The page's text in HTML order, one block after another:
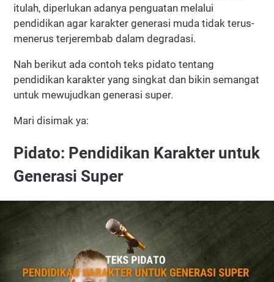
itulah, diperlukan adanya penguatan melalui
pendidikan agar karakter generasi muda tidak terus-
menerus terjerembab dalam degradasi.
Nah berikut ada contoh teks pidato tentang
pendidikan karakter yang singkat dan bikin semangat
untuk mewujudkan generasi super.
Mari disimak ya:
Pidato: Pendidikan Karakter untuk
Generasi Super